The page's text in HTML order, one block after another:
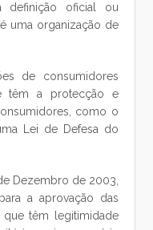
definição oficial ou
uma organização de
de consumidores
têm a protecção e
como o
Lei de Defesa do
Dezembro de 2003,
a aprovação das
têm legitimidade